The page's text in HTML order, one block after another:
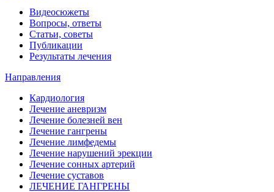
Видеосюжеты
Вопросы, ответы
Статьи, советы
Публикации
Результаты лечения
Направления
Кардиология
Лечение аневризм
Лечение болезней вен
Лечение гангрены
Лечение лимфедемы
Лечение нарушений эрекции
Лечение сонных артерий
Лечение суставов
ЛЕЧЕНИЕ ГАНГРЕНЫ